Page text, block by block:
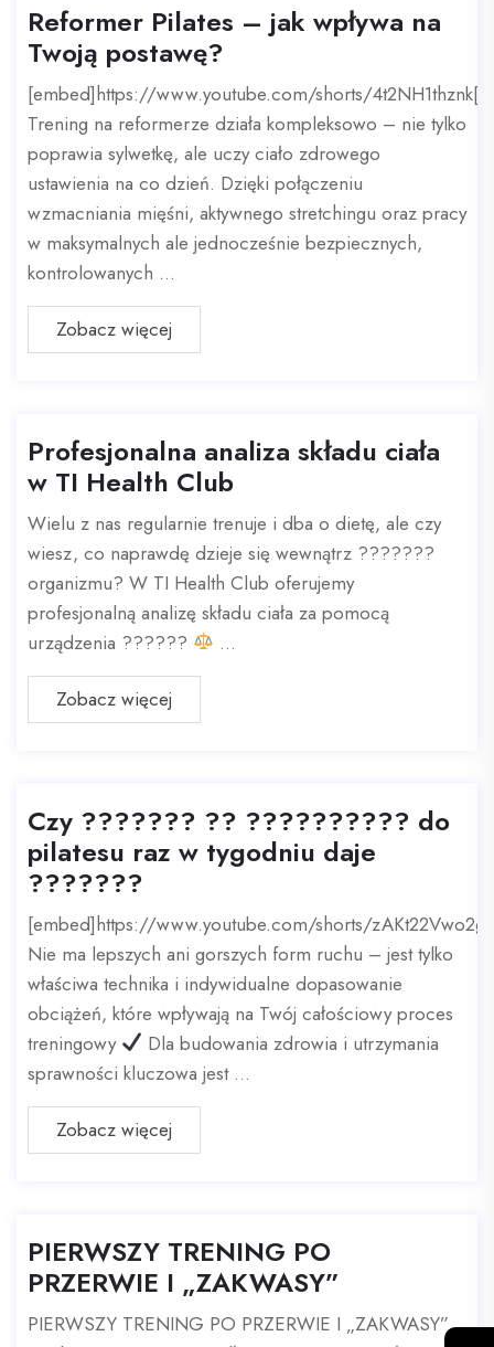
Reformer Pilates – jak wpływa na
Twoją postawę?
[embed]https://www.youtube.com/shorts/4t2NH1thznk[/
Trening na reformerze działa kompleksowo – nie tylko
poprawia sylwetkę, ale uczy ciało zdrowego
ustawienia na co dzień. Dzięki połączeniu
wzmacniania mięśni, aktywnego stretchingu oraz pracy
w maksymalnych ale jednocześnie bezpiecznych,
kontrolowanych ...
Zobacz więcej
Profesjonalna analiza składu ciała
w TI Health Club
Wielu z nas regularnie trenuje i dba o dietę, ale czy
wiesz, co naprawdę dzieje się wewnątrz ???????
organizmu? W TI Health Club oferujemy
profesjonalną analizę składu ciała za pomocą
urządzenia ??????
...
Zobacz więcej
Czy ??????? ?? ?????????? do
pilatesu raz w tygodniu daje
???????
[embed]https://www.youtube.com/shorts/
Nie ma lepszych ani gorszych form ruchu – jest tylko
właściwa technika i indywidualne dopasowanie
obciążeń, które wpływają na Twój całościowy proces
treningowy
Dla budowania zdrowia i utrzymania
sprawności kluczowa jest ...
Zobacz więcej
PIERWSZY TRENING PO
PRZERWIE I „ZAKWASY”
PIERWSZY TRENING PO PRZERWIE I „ZAKWASY”